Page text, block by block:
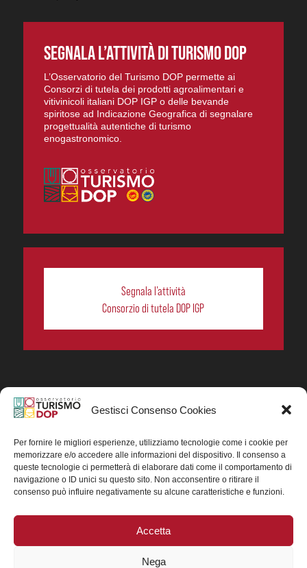
Gestisci Consenso Cookies
Per fornire le migliori esperienze, utilizziamo tecnologie come i cookie per
memorizzare e/o accedere alle informazioni del dispositivo. Il consenso a
queste tecnologie ci permetterà di elaborare dati come il comportamento di
navigazione o ID unici su questo sito. Non acconsentire o ritirare il
consenso può influire negativamente su alcune caratteristiche e funzioni.
Accetta
Nega
SEGNALA L’ATTIVITÀ DI TURISMO DOP
L’Osservatorio del Turismo DOP permette ai
Consorzi di tutela dei prodotti agroalimentari e
vitivinicoli italiani DOP IGP o delle bevande
spiritose ad Indicazione Geografica di segnalare
progettualità autentiche di turismo
enogastronomico.
Segnala l’attività
Consorzio di tutela DOP IGP
In collaborazione ORIGIN ITALIA.
del turismo enogastronomico dei prodotti DOP IGP
italiani.
Concessione contributo MASAF DM n. 0311719 del
15/06/2023
Concessione contributo MASAF, DM n. 0016662 del
15/01/2025 (CUP J88H24002560007)